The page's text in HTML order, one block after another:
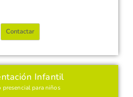
Contactar
Infantil
presencial para niños